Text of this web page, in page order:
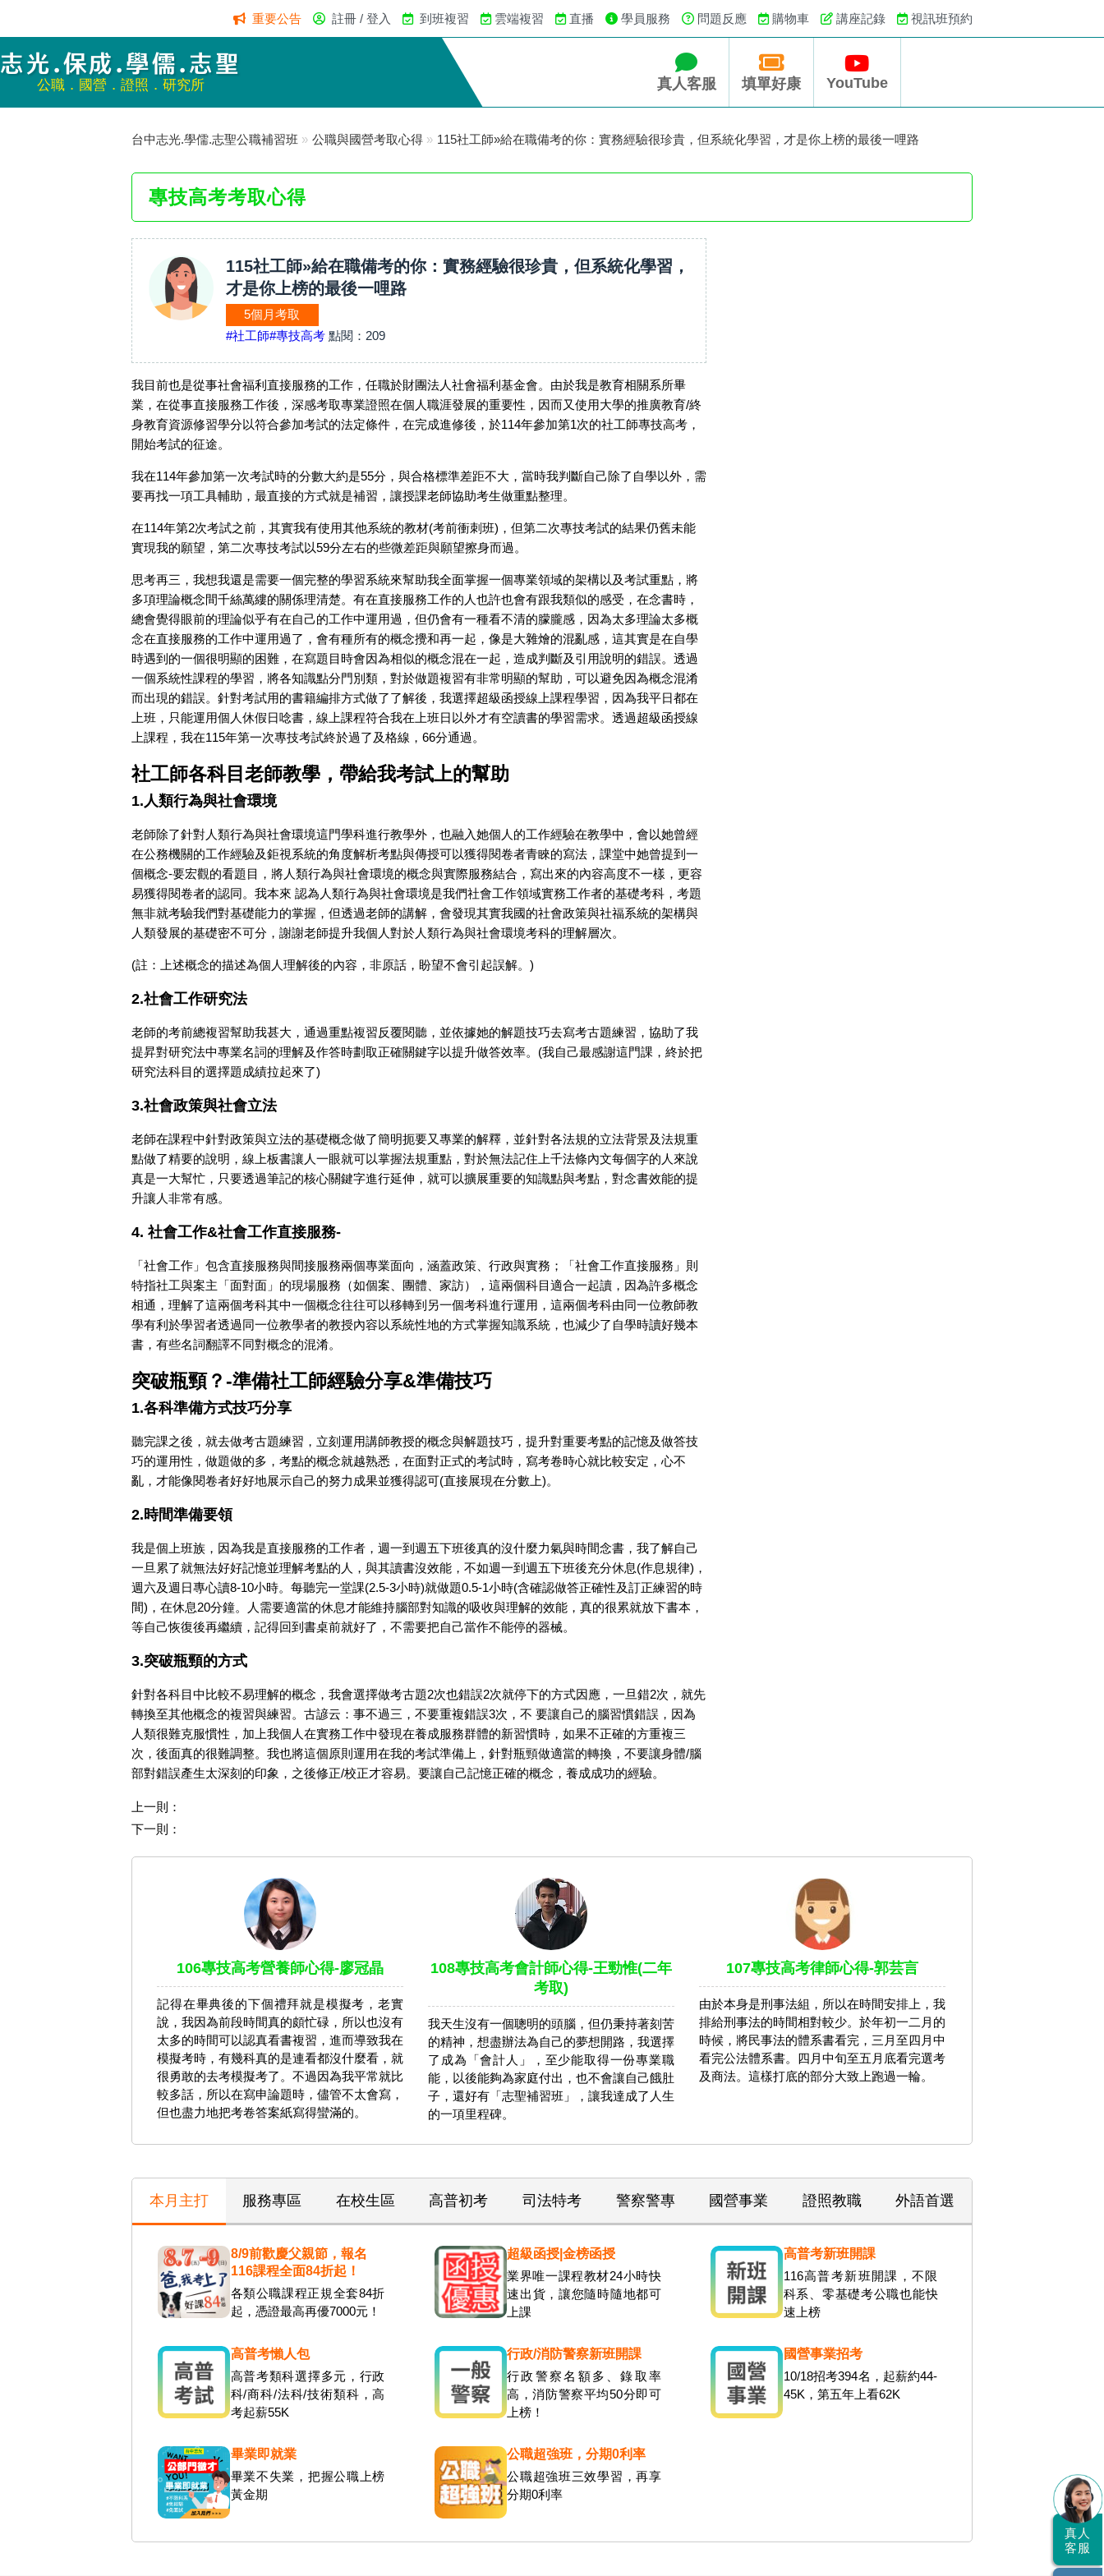
重要公告 註冊 / 登入 到班複習 雲端複習 直播 學員服務 問題反應 購物車 講座記錄 視訊班預約
志光.保成.學儒.志聖
公職．國營．證照．研究所 真人客服 填單好康 YouTube
真人
客服
台中志光.學儒.志聖公職補習班 » 公職與國營考取心得 » 115社工師»給在職備考的你：實務經驗很珍貴，但系統化學習，才是你上榜的最後一哩路
專技高考考取心得
115社工師»給在職備考的你：實務經驗很珍貴，但系統化學習，
才是你上榜的最後一哩路
5個月考取
#社工師#專技高考 點閱： 209
我目前也是從事社會福利直接服務的工作，任職於財團法人社會福利基金會。由於我是教育相關系所畢
業，在從事直接服務工作後，深感考取專業證照在個人職涯發展的重要性，因而又使用大學的推廣教育/終
身教育資源修習學分以符合參加考試的法定條件，在完成進修後，於114年參加第1次的社工師專技高考，
開始考試的征途。
我在114年參加第一次考試時的分數大約是55分，與合格標準差距不大，當時我判斷自己除了自學以外，需
要再找一項工具輔助，最直接的方式就是補習，讓授課老師協助考生做重點整理。
在114年第2次考試之前，其實我有使用其他系統的教材(考前衝刺班)，但第二次專技考試的結果仍舊未能
實現我的願望，第二次專技考試以59分左右的些微差距與願望擦身而過。
思考再三，我想我還是需要一個完整的學習系統來幫助我全面掌握一個專業領域的架構以及考試重點，將
多項理論概念間千絲萬縷的關係理清楚。有在直接服務工作的人也許也會有跟我類似的感受，在念書時，
總會覺得眼前的理論似乎有在自己的工作中運用過，但仍會有一種看不清的朦朧感，因為太多理論太多概
念在直接服務的工作中運用過了，會有種所有的概念攪和再一起，像是大雜燴的混亂感，這其實是在自學
時遇到的一個很明顯的困難，在寫題目時會因為相似的概念混在一起，造成判斷及引用說明的錯誤。透過
一個系統性課程的學習，將各知識點分門別類，對於做題複習有非常明顯的幫助，可以避免因為概念混淆
而出現的錯誤。針對考試用的書籍編排方式做了了解後，我選擇超級函授線上課程學習，因為我平日都在
上班，只能運用個人休假日唸書，線上課程符合我在上班日以外才有空讀書的學習需求。透過超級函授線
上課程，我在115年第一次專技考試終於過了及格線，66分通過。
社工師各科目老師教學，帶給我考試上的幫助
1.人類行為與社會環境
老師除了針對人類行為與社會環境這門學科進行教學外，也融入她個人的工作經驗在教學中，會以她曾經
在公務機關的工作經驗及鉅視系統的角度解析考點與傳授可以獲得閱卷者青睞的寫法，課堂中她曾提到一
個概念-要宏觀的看題目，將人類行為與社會環境的概念與實際服務結合，寫出來的內容高度不一樣，更容
易獲得閱卷者的認同。我本來 認為人類行為與社會環境是我們社會工作領域實務工作者的基礎考科，考題
無非就考驗我們對基礎能力的掌握，但透過老師的講解，會發現其實我國的社會政策與社福系統的架構與
人類發展的基礎密不可分，謝謝老師提升我個人對於人類行為與社會環境考科的理解層次。
(註：上述概念的描述為個人理解後的內容，非原話，盼望不會引起誤解。)
2.社會工作研究法
老師的考前總複習幫助我甚大，通過重點複習反覆閱聽，並依據她的解題技巧去寫考古題練習，協助了我
提昇對研究法中專業名詞的理解及作答時劃取正確關鍵字以提升做答效率。(我自己最感謝這門課，終於把
研究法科目的選擇題成績拉起來了)
3.社會政策與社會立法
老師在課程中針對政策與立法的基礎概念做了簡明扼要又專業的解釋，並針對各法規的立法背景及法規重
點做了精要的說明，線上板書讓人一眼就可以掌握法規重點，對於無法記住上千法條內文每個字的人來說
真是一大幫忙，只要透過筆記的核心關鍵字進行延伸，就可以擴展重要的知識點與考點，對念書效能的提
升讓人非常有感。
4. 社會工作&社會工作直接服務-
「社會工作」包含直接服務與間接服務兩個專業面向，涵蓋政策、行政與實務；「社會工作直接服務」則
特指社工與案主「面對面」的現場服務（如個案、團體、家訪），這兩個科目適合一起讀，因為許多概念
相通，理解了這兩個考科其中一個概念往往可以移轉到另一個考科進行運用，這兩個考科由同一位教師教
學有利於學習者透過同一位教學者的教授內容以系統性地的方式掌握知識系統，也減少了自學時讀好幾本
書，有些名詞翻譯不同對概念的混淆。
突破瓶頸？-準備社工師經驗分享&準備技巧
1.各科準備方式技巧分享
聽完課之後，就去做考古題練習，立刻運用講師教授的概念與解題技巧，提升對重要考點的記憶及做答技
巧的運用性，做題做的多，考點的概念就越熟悉，在面對正式的考試時，寫考卷時心就比較安定，心不
亂，才能像閱卷者好好地展示自己的努力成果並獲得認可(直接展現在分數上)。
2.時間準備要領
我是個上班族，因為我是直接服務的工作者，週一到週五下班後真的沒什麼力氣與時間念書，我了解自己
一旦累了就無法好好記憶並理解考點的人，與其讀書沒效能，不如週一到週五下班後充分休息(作息規律)，
週六及週日專心讀8-10小時。每聽完一堂課(2.5-3小時)就做題0.5-1小時(含確認做答正確性及訂正練習的時
間)，在休息20分鐘。人需要適當的休息才能維持腦部對知識的吸收與理解的效能，真的很累就放下書本，
等自己恢復後再繼續，記得回到書桌前就好了，不需要把自己當作不能停的器械。
3.突破瓶頸的方式
針對各科目中比較不易理解的概念，我會選擇做考古題2次也錯誤2次就停下的方式因應，一旦錯2次，就先
轉換至其他概念的複習與練習。古諺云：事不過三，不要重複錯誤3次，不 要讓自己的腦習慣錯誤，因為
人類很難克服慣性，加上我個人在實務工作中發現在養成服務群體的新習慣時，如果不正確的方重複三
次，後面真的很難調整。我也將這個原則運用在我的考試準備上，針對瓶頸做適當的轉換，不要讓身體/腦
部對錯誤產生太深刻的印象，之後修正/校正才容易。要讓自己記憶正確的概念，養成成功的經驗。
上一則：
下一則：
106專技高考營養師心得-廖冠晶
記得在畢典後的下個禮拜就是模擬考，老實
說，我因為前段時間真的頗忙碌，所以也沒有
太多的時間可以認真看書複習，進而導致我在
模擬考時，有幾科真的是連看都沒什麼看，就
很勇敢的去考模擬考了。不過因為我平常就比
較多話，所以在寫申論題時，儘管不太會寫，
但也盡力地把考卷答案紙寫得蠻滿的。
108專技高考會計師心得-王勁惟(二年
考取)
我天生沒有一個聰明的頭腦，但仍秉持著刻苦
的精神，想盡辦法為自己的夢想開路，我選擇
了成為「會計人」，至少能取得一份專業職
能，以後能夠為家庭付出，也不會讓自己餓肚
子，還好有「志聖補習班」，讓我達成了人生
的一項里程碑。
107專技高考律師心得-郭芸言
由於本身是刑事法組，所以在時間安排上，我
排給刑事法的時間相對較少。於年初一二月的
時候，將民事法的體系書看完，三月至四月中
看完公法體系書。四月中旬至五月底看完選考
及商法。這樣打底的部分大致上跑過一輪。
本月主打 服務專區 在校生區 高普初考 司法特考 警察警專 國營事業 證照教職 外語首選
8/9前歡慶父親節，報名
116課程全面84折起！
各類公職課程正規全套84折
起，憑證最高再優7000元！
超級函授|金榜函授
業界唯一課程教材24小時快
速出貨，讓您隨時隨地都可
上課
高普考新班開課
116高普考新班開課，不限
科系、零基礎考公職也能快
速上榜
高普考懶人包
高普考類科選擇多元，行政
科/商科/法科/技術類科，高
考起薪55K
行政/消防警察新班開課
行政警察名額多、錄取率
高，消防警察平均50分即可
上榜！
國營事業招考
10/18招考394名，起薪約44-
45K，第五年上看62K
畢業即就業
畢業不失業，把握公職上榜
黃金期
公職超強班，分期0利率
公職超強班三效學習，再享
分期0利率